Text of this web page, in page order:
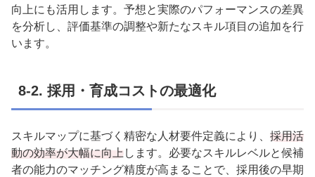
向上にも活用します。予想と実際のパフォーマンスの差異
を分析し、評価基準の調整や新たなスキル項目の追加を行
います。
8-2. 採用・育成コストの最適化
スキルマップに基づく精密な人材要件定義により、 採用活
動の効率が大幅に向上 します。必要なスキルレベルと候補
者の能力のマッチング精度が高まることで、採用後の早期